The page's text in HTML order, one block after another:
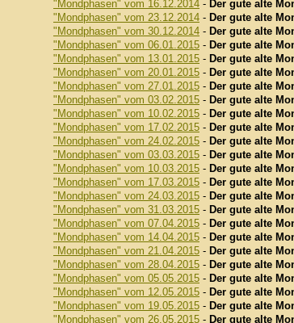
"Mondphasen" vom 16.12.2014 - Der gute alte
"Mondphasen" vom 23.12.2014 - Der gute alte
"Mondphasen" vom 30.12.2014 - Der gute alte
"Mondphasen" vom 06.01.2015 - Der gute alte
"Mondphasen" vom 13.01.2015 - Der gute alte
"Mondphasen" vom 20.01.2015 - Der gute alte
"Mondphasen" vom 27.01.2015 - Der gute alte
"Mondphasen" vom 03.02.2015 - Der gute alte
"Mondphasen" vom 10.02.2015 - Der gute alte
"Mondphasen" vom 17.02.2015 - Der gute alte
"Mondphasen" vom 24.02.2015 - Der gute alte
"Mondphasen" vom 03.03.2015 - Der gute alte
"Mondphasen" vom 10.03.2015 - Der gute alte
"Mondphasen" vom 17.03.2015 - Der gute alte
"Mondphasen" vom 24.03.2015 - Der gute alte
"Mondphasen" vom 31.03.2015 - Der gute alte
"Mondphasen" vom 07.04.2015 - Der gute alte
"Mondphasen" vom 14.04.2015 - Der gute alte
"Mondphasen" vom 21.04.2015 - Der gute alte
"Mondphasen" vom 28.04.2015 - Der gute alte
"Mondphasen" vom 05.05.2015 - Der gute alte
"Mondphasen" vom 12.05.2015 - Der gute alte
"Mondphasen" vom 19.05.2015 - Der gute alte
"Mondphasen" vom 26.05.2015 - Der gute alte